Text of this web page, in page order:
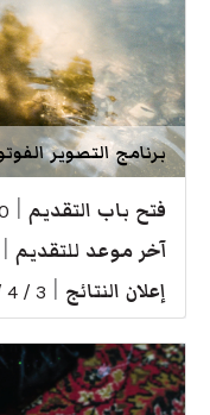
برنامج التصوير
فتح باب التقديم
آخر موعد للتقديم
إعلان النتائج 3 / 4 / 2026